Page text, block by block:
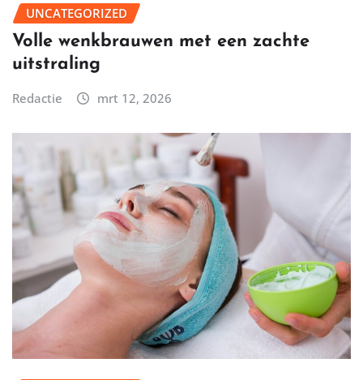
UNCATEGORIZED
Volle wenkbrauwen met een zachte
uitstraling
Redactie mrt 12, 2026